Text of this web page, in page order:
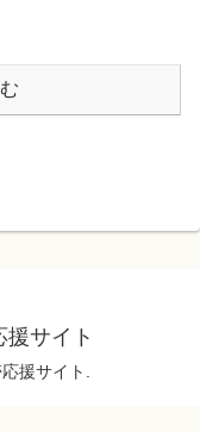
サイト
援サイト.